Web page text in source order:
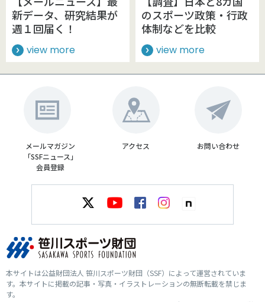
新データ、研究結果が
週１回届く！
view more
のスポーツ政策・行政
体制などを比較
view more
メールマガジン
「SSFニュース」
会員登録
アクセス お問い合わせ
本サイトは公益財団法人 笹川スポーツ財団（SSF）によって運営されていま
す。本サイトに掲載の記事・写真・イラストレーションの無断転載を禁じま
す。